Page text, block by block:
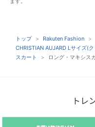
トップ
Rakuten Fashion
CHRISTIAN AUJARD Lサイズ(
スカート
ロング・マキシス
トレ